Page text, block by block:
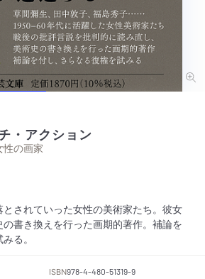
・アクション
の画家
されていった女性の美術家たち。彼女
書き換えを行った画期的著作。補論を
る。
ISBN978-4-480-51319-9